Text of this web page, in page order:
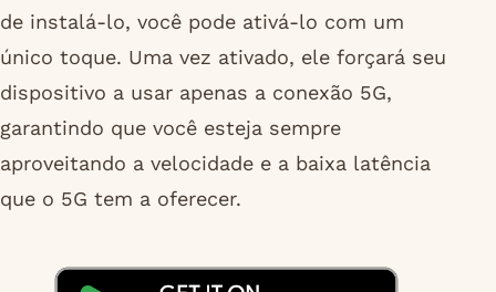
de instalá-lo, você pode ativá-lo com um
único toque. Uma vez ativado, ele forçará seu
dispositivo a usar apenas a conexão 5G,
garantindo que você esteja sempre
aproveitando a velocidade e a baixa latência
que o 5G tem a oferecer.